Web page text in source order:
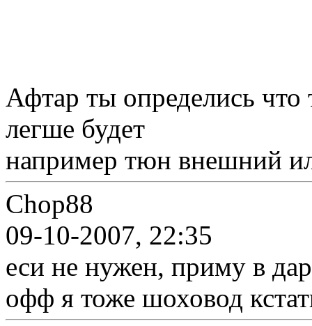
Афтар ты определись
легше будет
например тюн внешний
Chop88
09-10-2007, 22:35
еси не нужен, приму в
офф я тоже шоховод